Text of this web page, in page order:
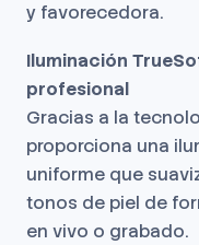
y favorecedora.
Iluminación
profesional
Gracias a la
proporciona una
uniforme que
tonos de piel de
en vivo o grabado.